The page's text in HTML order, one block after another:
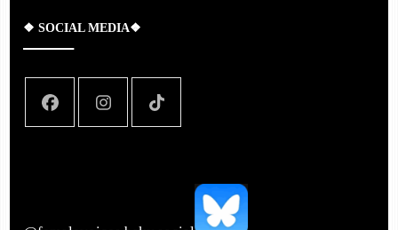
❖ SOCIAL MEDIA❖